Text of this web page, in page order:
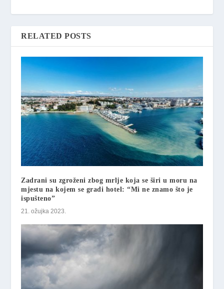
RELATED POSTS
Zadrani su zgroženi zbog mrlje koja se širi u moru na
mjestu na kojem se gradi hotel: “Mi ne znamo što je
ispušteno”
21. ožujka 2023.